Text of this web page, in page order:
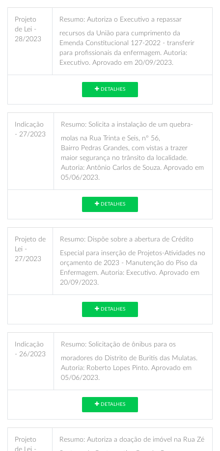
Projeto
de Lei -
28/2023
Resumo: Autoriza o Executivo a repassar
recursos da União para cumprimento da
Emenda Constitucional 127-2022 - transferir
para profissionais da enfermagem. Autoria:
Executivo. Aprovado em 20/09/2023.
DETALHES
Indicação
- 27/2023
Resumo: Solicita a instalação de um quebra-
molas na Rua Trinta e Seis, nº 56,
Bairro Pedras Grandes, com vistas a trazer
maior segurança no trânsito da localidade.
Autoria: Antônio Carlos de Souza. Aprovado em
05/06/2023.
DETALHES
Projeto de
Lei -
27/2023
Resumo: Dispõe sobre a abertura de Crédito
Especial para inserção de Projetos-Atividades no
orçamento de 2023 - Manutenção do Piso da
Enfermagem. Autoria: Executivo. Aprovado em
20/09/2023.
DETALHES
Indicação
- 26/2023
Resumo: Solicitação de ônibus para os
moradores do Distrito de Buritis das Mulatas.
Autoria: Roberto Lopes Pinto. Aprovado em
05/06/2023.
DETALHES
Projeto
de Lei -
Resumo: Autoriza a doação de imóvel na Rua Zé